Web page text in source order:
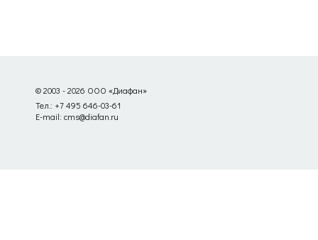
© 2003 - 2026 ООО «Диафан»
Тел.: +7 495 646-03-61
E-mail: cms@diafan.ru